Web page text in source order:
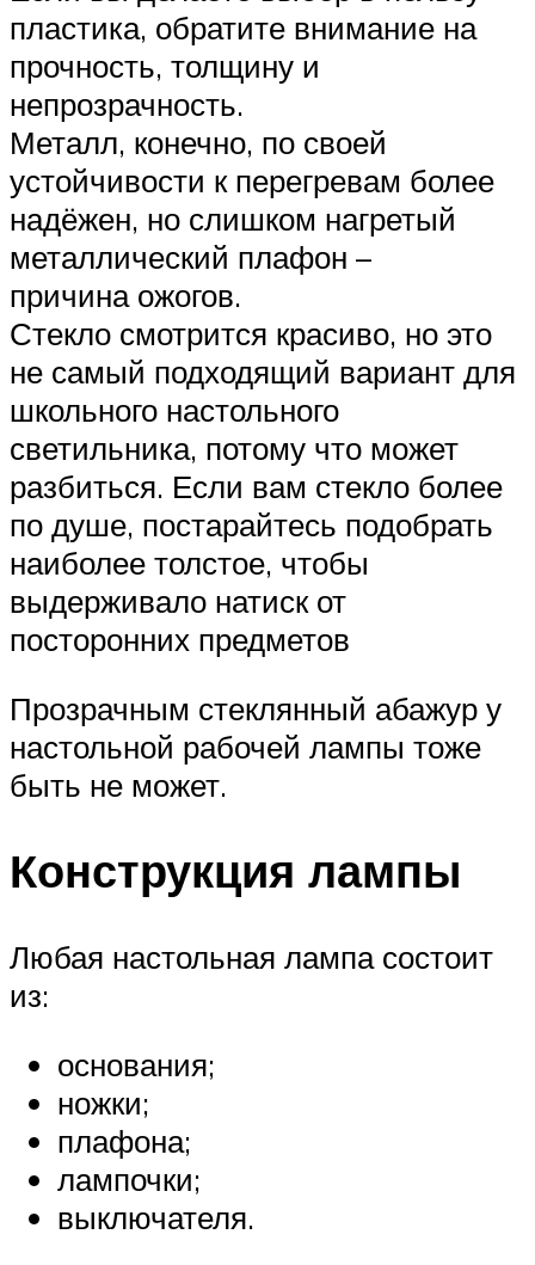
пластика, обратите внимание на
прочность, толщину и
непрозрачность.
Металл, конечно, по своей
устойчивости к перегревам более
надёжен, но слишком нагретый
металлический плафон –
причина ожогов.
Стекло смотрится красиво, но это
не самый подходящий вариант для
школьного настольного
светильника, потому что может
разбиться. Если вам стекло более
по душе, постарайтесь подобрать
наиболее толстое, чтобы
выдерживало натиск от
посторонних предметов
Прозрачным стеклянный абажур у
настольной рабочей лампы тоже
быть не может.
Конструкция лампы
Любая настольная лампа состоит
из:
основания;
ножки;
плафона;
лампочки;
выключателя.